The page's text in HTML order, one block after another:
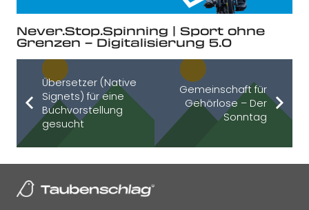
Never.Stop.Spinning | Sport ohne
Grenzen – Digitalisierung 5.0
Übersetzer (Native
Signets) für eine
Buchvorstellung
gesucht
Gemeinschaft für
Gehörlose – Der
Sonntag